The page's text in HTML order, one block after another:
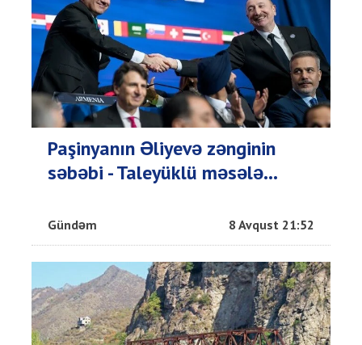
Paşinyanın Əliyevə zənginin
səbəbi - Taleyüklü məsələ...
Gündəm 8 Avqust 21:52